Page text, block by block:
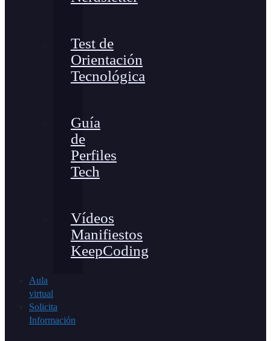
Test de
Orientación
Tecnológica
Guía
de
Perfiles
Tech
Vídeos
Manifiestos
KeepCoding
Aula
virtual
Solicita
Información